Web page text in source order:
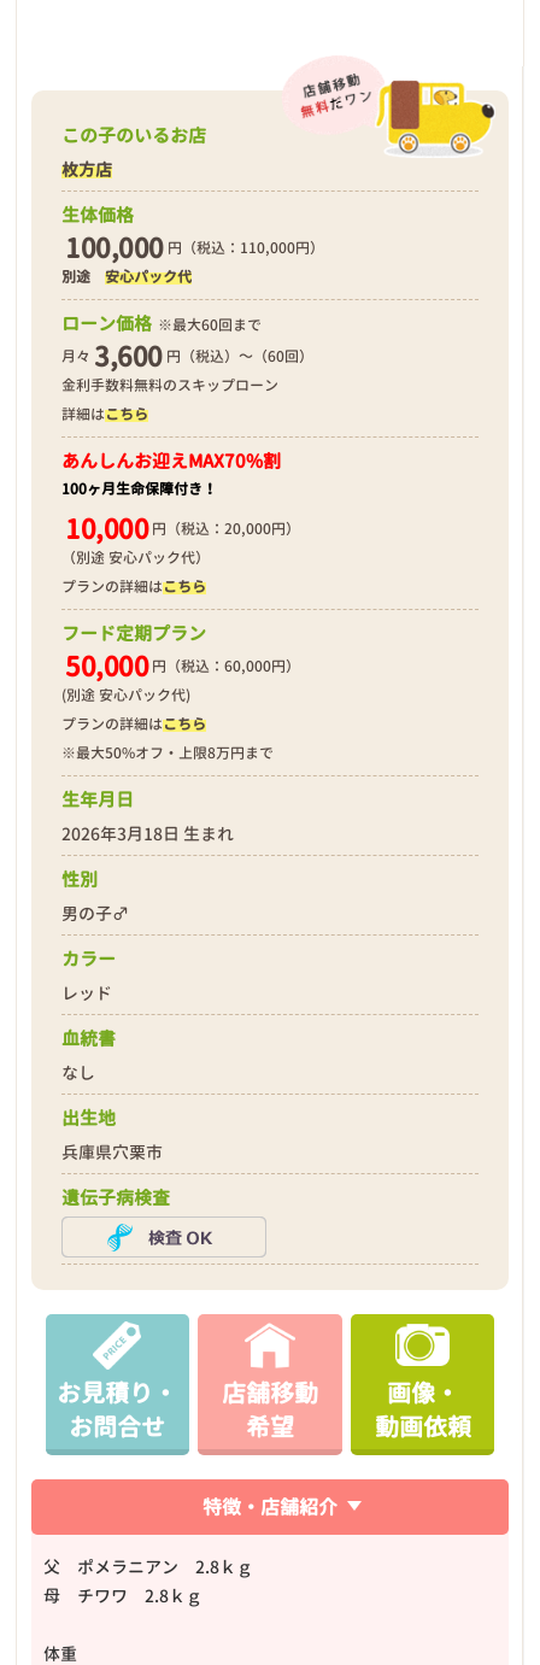
この子のいるお店
枚方店
生体価格
100,000 円（税込：110,000円）
別途安心パック代
ローン価格 ※最大60回まで
月々 3,600 円（税込）～（60回）
金利手数料無料のスキップローン
詳細はこちら
あんしんお迎えMAX70%割
100ヶ月生命保障付き！
10,000 円（税込：20,000円）
（別途 安心パック代）
プランの詳細はこちら
フード定期プラン
50,000 円（税込：60,000円）
(別途 安心パック代)
プランの詳細はこちら
※最大50%オフ・上限8万円まで
生年月日
2026年3月18日 生まれ
性別
男の子♂
カラー
レッド
血統書
なし
出生地
兵庫県穴栗市
遺伝子病検査
お見積り・
お問合せ
店舗移動
希望
画像・
動画依頼
特徴・店舗紹介
父 ポメラニアン 2.8ｋｇ
母 チワワ 2.8ｋｇ
体重